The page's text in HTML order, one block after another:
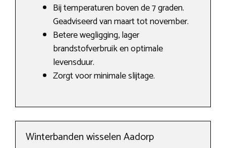
Bij temperaturen boven de 7 graden.
Geadviseerd van maart tot november.
Betere wegligging, lager
brandstofverbruik en optimale
levensduur.
Zorgt voor minimale slijtage.
Winterbanden wisselen Aadorp